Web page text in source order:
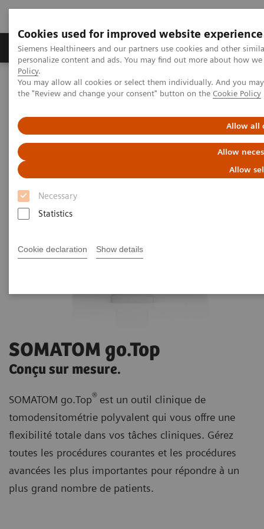
Cookies used for improved website experience
Siemens Healthineers and our partners use cookies and other
personalize content and ads. You may find out more about how
Policy.
You may allow all cookies or select them individually. And you
the "Review and change your consent" button on the Cookie Policy
Allow all
Allow
Allow
Necessary
Statistics
Cookie declaration Show details
Produits & services Domaines cliniques
Home Imagerie médicale
Tomodensitométrie
SOMATOM
SOMATOM go.Top
SOMATOM go.Top
Conçu sur mesure.
SOMATOM go.Top® est un outil clinique de
tomodensitométrie polyvalent qui vous offre une
flexibilité totale dans vos tâches cliniques. Gérez
toutes les procédures courantes et les procédures
avancées les plus importantes pour répondre à un
plus grand nombre de patients.